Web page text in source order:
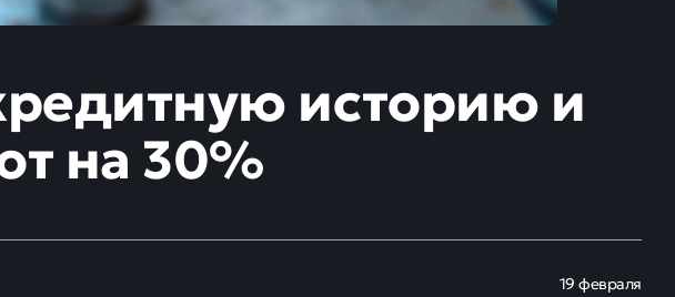
историю и
на 30%
19 февраля